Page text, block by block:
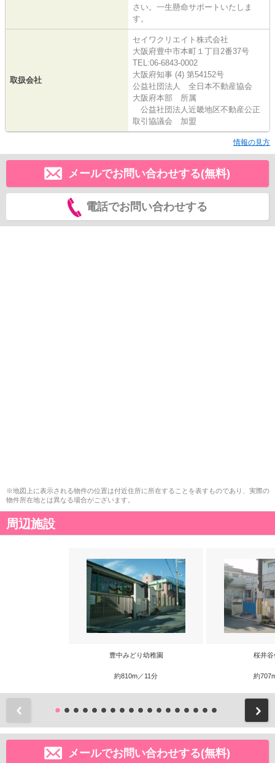
さい。一生懸命サポートいたしま
す。
取扱会社
セイワクリエイト株式会社
大阪府豊中市本町１丁目2番37号
TEL:06-6843-0002
大阪府知事 (4) 第54152号
公益社団法人 全日本不動産協会
大阪府本部 所属
公益社団法人近畿地区不動産公正
取引協議会 加盟
情報の見方
メールでお問い合わせする(無料)
電話でお問い合わせする
※地図上に表示される物件の位置は付近住所に所在することを表すものであり、実際の
物件所在地とは異なる場合がございます。
周辺施設
豊中みどり幼稚園
約810m／11分
桜井谷
約
メールでお問い合わせする(無料)